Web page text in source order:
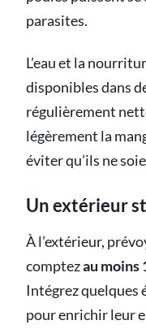
parasites.
L’eau et la
disponibles dans
régulièrement
légèrement la
éviter qu’ils ne
Un extérieur
À l’extérieur,
comptezau moins
Intégrez quelques
pour enrichir leur